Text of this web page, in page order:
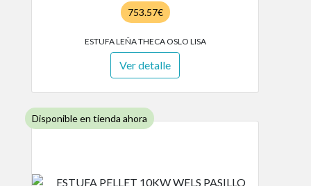
753.57€
ESTUFA LEÑA THECA OSLO LISA
Ver detalle
Disponible en tienda ahora